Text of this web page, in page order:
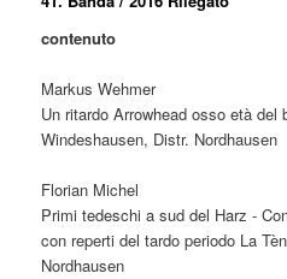
contenuto
Markus Wehmer
Un ritardo Arrowhead osso età del
Windeshausen, Distr. Nordhausen
Florian Michel
Primi tedeschi a sud del Harz -
con reperti del tardo periodo La
Nordhausen